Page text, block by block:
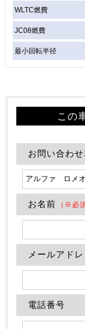
WLTC燃費
JC08燃費
最小回転半径
この
お問い合わ
お名前 （※必
メールアドレ
電話番号